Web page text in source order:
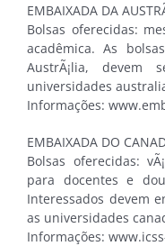
EMBAIXADA DA
Bolsas oferecidas:
acadêmica. As
AustrÃ¡lia, devem
universidades
Informações:
EMBAIXADA DO
Bolsas oferecidas:
para docentes e
Interessados devem
as universidades
Informações: